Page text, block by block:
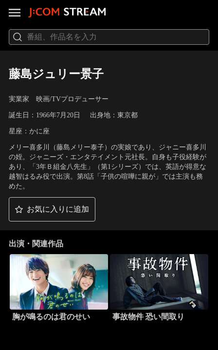
藤島ジュリー景子
実業家 映画/TVプロデューサー
誕生日：1966年7月20日 出身地：東京都
星座：かに座
メリー喜多川（藤島メリー泰子）の実娘であり、ジャニー喜多川
の姪。ジャニーズ・エンタテイメント元社長。自身も子役経験が
あり、「3年Ｂ組金八先生」（第1シリーズ）では、英語が得意な
越智はるみ役で出演。第8話「子供の喧嘩に親が」では主演も務
めた。
お気に入りに追加
出演・関連作品
胸が鳴るのは君のせい 事故物件 恐い間取り